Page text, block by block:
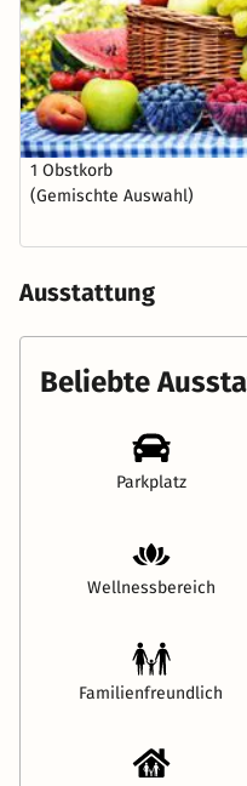
1 Obstkorb
(Gemischte Auswahl)
Ausstattung
Beliebte
Parkplatz
Wellnessbereich
Familienfreundlich